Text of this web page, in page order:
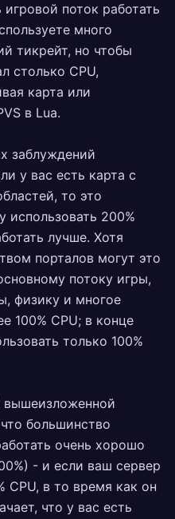
поток работать
много
тикрейт, но чтобы
столько CPU,
карта или
в Lua.
заблуждений
у вас есть карта с
то это
использовать 200%
лучше. Хотя
порталов могут это
потоку игры,
физику и многое
100% CPU; в конце
только 100%
вышеизложенной
большинство
очень хорошо
- и если ваш сервер
CPU, в то время как он
что у вас есть